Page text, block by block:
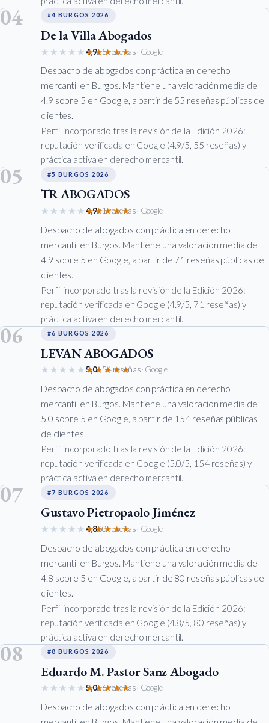
04 #4 BURGOS 2026
De la Villa Abogados
★★★★★★★★★★
4,955 reseñas· Google
Despacho de abogados con práctica en derecho
mercantil en Burgos. Mantiene una valoración media de
4.9 sobre 5 en Google, a partir de 55 reseñas públicas de
clientes.
Perfil incorporado tras la revisión de la Edición 2026:
reputación verificada en Google (4.9/5, 55 reseñas) y
práctica activa en derecho mercantil.
05 #5 BURGOS 2026
TR ABOGADOS
★★★★★★★★★★
4,971 reseñas· Google
Despacho de abogados con práctica en derecho
mercantil en Burgos. Mantiene una valoración media de
4.9 sobre 5 en Google, a partir de 71 reseñas públicas de
clientes.
Perfil incorporado tras la revisión de la Edición 2026:
reputación verificada en Google (4.9/5, 71 reseñas) y
práctica activa en derecho mercantil.
06 #6 BURGOS 2026
LEVAN ABOGADOS
★★★★★★★★★★
5,0154 reseñas· Google
Despacho de abogados con práctica en derecho
mercantil en Burgos. Mantiene una valoración media de
5.0 sobre 5 en Google, a partir de 154 reseñas públicas
de clientes.
Perfil incorporado tras la revisión de la Edición 2026:
reputación verificada en Google (5.0/5, 154 reseñas) y
práctica activa en derecho mercantil.
07 #7 BURGOS 2026
Gustavo Pietropaolo Jiménez
★★★★★★★★★★
4,880 reseñas· Google
Despacho de abogados con práctica en derecho
mercantil en Burgos. Mantiene una valoración media de
4.8 sobre 5 en Google, a partir de 80 reseñas públicas de
clientes.
Perfil incorporado tras la revisión de la Edición 2026:
reputación verificada en Google (4.8/5, 80 reseñas) y
práctica activa en derecho mercantil.
08 #8 BURGOS 2026
Eduardo M. Pastor Sanz Abogado
★★★★★★★★★★
5,056 reseñas· Google
Despacho de abogados con práctica en derecho